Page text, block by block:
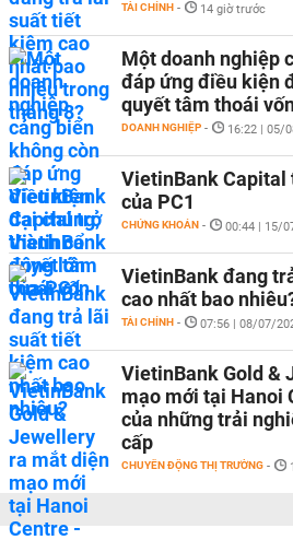
TÀI CHÍNH - 14 giờ trước
Một doanh nghiệp
đáp ứng điều kiện
quyết tâm thoái
DOANH NGHIỆP - 16:22 | 05/
VietinBank Capital
của PC1
CHỨNG KHOÁN - 00:44 | 15/
VietinBank đang
cao nhất bao
TÀI CHÍNH - 07:56 | 08/07/
VietinBank Gold &
mạo mới tại Hanoi
của những trải
cấp
CHUYỂN ĐỘNG THỊ TRƯỜNG -